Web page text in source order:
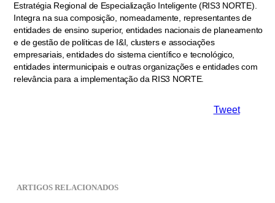
Estratégia Regional de Especialização Inteligente (RIS3 NORTE).
Integra na sua composição, nomeadamente, representantes de
entidades de ensino superior, entidades nacionais de planeamento
e de gestão de políticas de I&I, clusters e associações
empresariais, entidades do sistema científico e tecnológico,
entidades intermunicipais e outras organizações e entidades com
relevância para a implementação da RIS3 NORTE.
Tweet
ARTIGOS RELACIONADOS